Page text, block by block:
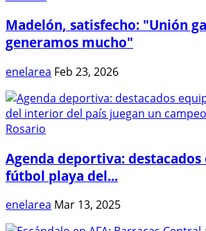
Madelón, satisfecho: "Unión
generamos mucho"
enelarea Feb 23, 2026
Agenda deportiva: destacados
fútbol playa del...
enelarea Mar 13, 2025